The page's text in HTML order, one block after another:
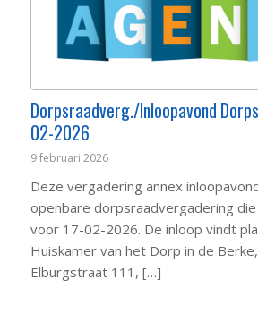
Dorpsraadverg./Inloopavond
02-2026
9 februari 2026
Deze vergadering annex
openbare dorpsraadvergadering
voor 17-02-2026. De inloop vindt
Huiskamer van het Dorp in de Berke,
Elburgstraat 111, […]